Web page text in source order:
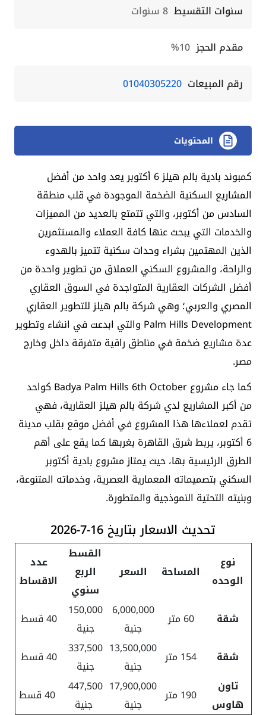
سنوات التقسيط 8 سنوات
مقدم الحجز 10%
رقم المبيعات 01040305220
المحتويات
كمبوند بادية بالم هيلز 6 أكتوبر يعد واحد من أفضل
المشاريع السكنية الضخمة الموجودة في قلب منطقة
السادس من أكتوبر، والتي تتمتع بالعديد من المميزات
والخدمات التي يبحث عنها كافة العملاء والمستثمرين
الذين المهتمين بشراء وحدات سكنية تتميز بالهدوء
والراحة، والمشروع السكني العملاق من تطوير واحدة من
أفضل الشركات العقارية المتواجدة في السوق العقاري
المصري والعربي؛ وهي شركة بالم هيلز للتطوير العقاري
Palm Hills Development والتي ابدعت في انشاء وتطوير
عدة مشاريع ضخمة في مناطق راقية متفرقة داخل وخارج
مصر.
كما جاء مشروع Badya Palm Hills 6th October كواحد
من أكبر المشاريع لدي شركة بالم هيلز العقارية، فهي
تقدم لعملاءها هذا المشروع في أفضل موقع بقلب مدينة
6 أكتوبر، يربط شرق القاهرة بغربها كما يقع على أهم
الطرق الرئيسية بها، حيث يمتاز مشروع بادية أكتوبر
السكني بتصميماته المعمارية العصرية، وخدماته المتنوعة،
وبنيته التحتية النموذجية والمتطورة.
تحديث الاسعار بتاريخ 16-7-2026
نوع
الوحده
المساحة السعر
القسط
الربع
سنوي
عدد
الاقساط
شقة 60 متر
6,000,000
جنية
150,000
جنية
40 قسط
شقة 154 متر
13,500,000
جنية
337,500
جنية
40 قسط
تاون
هاوس
190 متر
17,900,000
جنية
447,500
جنية